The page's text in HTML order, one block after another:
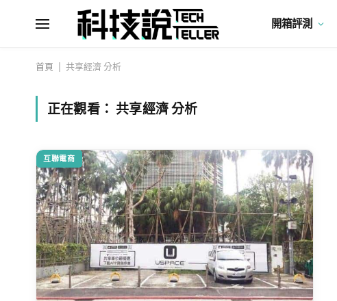
開箱評測
首頁 共享經濟 分析
正在觀看： 共享經濟 分析
互聯電商